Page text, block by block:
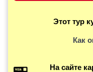
Этот тур
Как
На сайте